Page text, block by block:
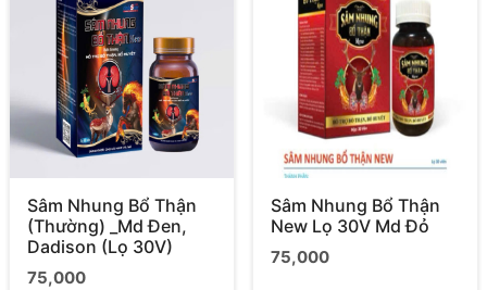
Sâm Nhung Bổ Thận
(Thường) _Md Đen,
Dadison (Lọ 30V)
75,000
Sâm Nhung Bổ Thận
New Lọ 30V Md Đỏ
75,000